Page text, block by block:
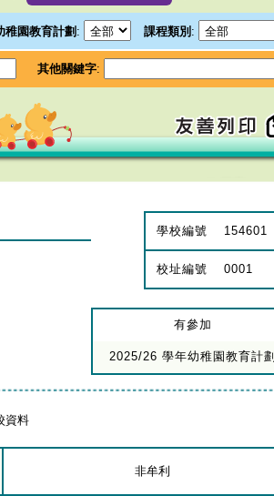
稚園教育計劃 : 課程類別 :
其他關鍵字:
學校編號 154601
校址編號 0001
有參加
2025/26 學年幼稚園教育計劃
資料
非牟利